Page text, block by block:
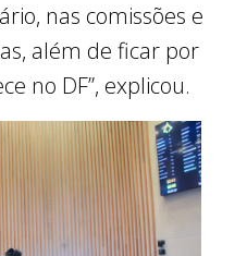
nas comissões e
além de ficar por
no DF”, explicou.